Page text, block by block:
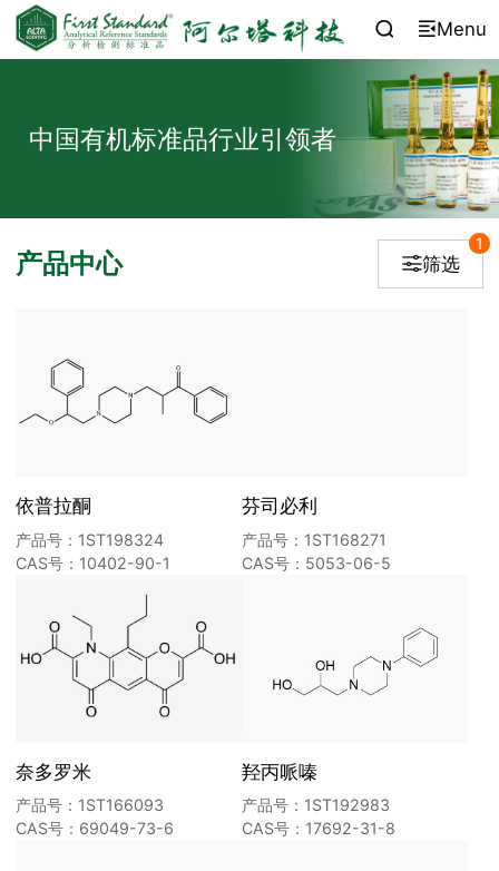
 Menu
中国有机标准品行业引领者
产品中心 筛选
1
依普拉酮
产品号：1ST198324
CAS号：10402-90-1
芬司必利
产品号：1ST168271
CAS号：5053-06-5
奈多罗米
产品号：1ST166093
CAS号：69049-73-6
羟丙哌嗪
产品号：1ST192983
CAS号：17692-31-8